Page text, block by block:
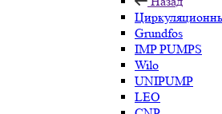
Grundfos
IMP PUMPS
Wilo
UNIPUMP
LEO